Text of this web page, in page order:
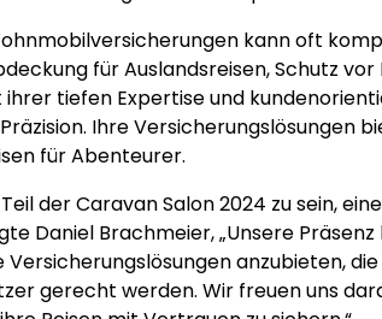
kann oft
für Auslandsreisen, Schutz
tiefen Expertise und
Ihre Versicherungslösungen
für Abenteurer.
Teil der Caravan Salon 2024 zu sein,
Daniel Brachmeier, „Unsere
anzubieten,
gerecht werden. Wir freuen uns